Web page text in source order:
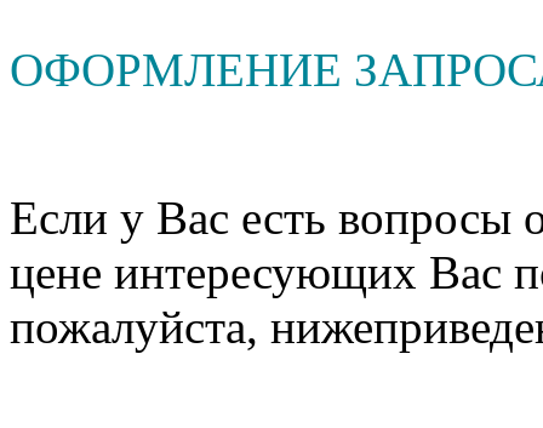
ОФОРМЛЕНИЕ
Если у Вас есть вопросы
цене интересующих Вас
пожалуйста,